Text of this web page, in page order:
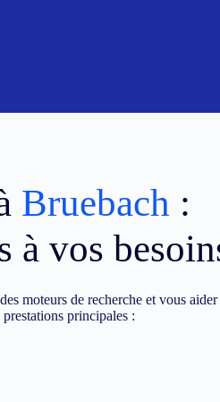
Bruebach :
à vos
moteurs de recherche et vous
principales :